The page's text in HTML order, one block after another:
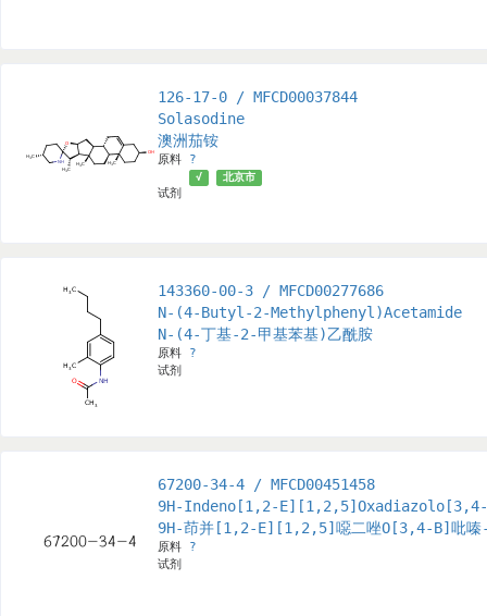
126-17-0 / MFCD00037844
Solasodine
澳洲茄铵
原料 ?
试剂
√ 北京市
143360-00-3 / MFCD00277686
N-(4-Butyl-2-Methylphenyl)Acetamide
N-(4-丁基-2-甲基苯基)乙酰胺
原料 ?
试剂
67200-34-4 / MFCD00451458
9H-Indeno[1,2-
9H-茚并[1,2-E][1,2,5]噁二唑O[3,4-B]吡嗪
原料 ?
试剂